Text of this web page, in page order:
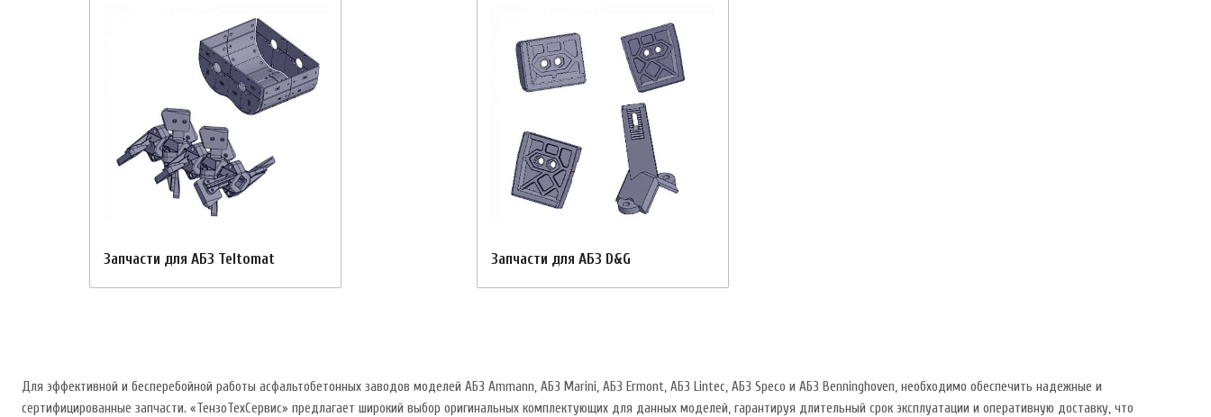
Запчасти для АБЗ Teltomat Запчасти для АБЗ D&G
Для эффективной и бесперебойной работы асфальтобетонных заводов моделей АБЗ Ammann, АБЗ Marini, АБЗ Ermont, АБЗ Lintec, АБЗ Speco и АБЗ Benninghoven, необходимо обеспечить надежные и
сертифицированные запчасти. «ТензоТехСервис» предлагает широкий выбор оригинальных комплектующих для данных моделей, гарантируя длительный срок эксплуатации и оперативную доставку, что